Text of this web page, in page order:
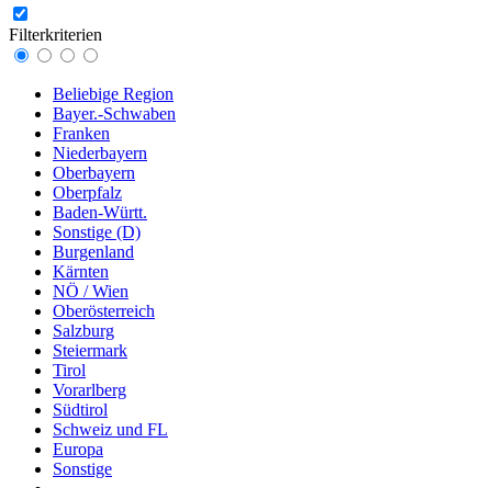
Filterkriterien
Beliebige Region
Bayer.-Schwaben
Franken
Niederbayern
Oberbayern
Oberpfalz
Baden-Württ.
Sonstige (D)
Burgenland
Kärnten
NÖ / Wien
Oberösterreich
Salzburg
Steiermark
Tirol
Vorarlberg
Südtirol
Schweiz und FL
Europa
Sonstige